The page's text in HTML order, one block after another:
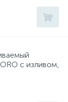
с изливом,